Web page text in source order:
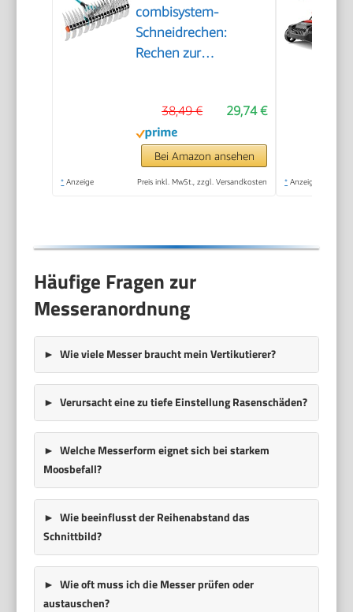
combisystem-
Schneidrechen:
Rechen zur
Arbeitsbreite, aus
hochwertigem
Qualitätsstahl, auch
zum Rechen von
29,74 €
38,49 €
Bei Amazon ansehen
* Anzeige Preis inkl. MwSt., zzgl. Versandkosten * Anzeige
Häufige Fragen zur
Messeranordnung
Wie viele Messer braucht mein Vertikutierer?
Verursacht eine zu tiefe Einstellung Rasenschäden?
Welche Messerform eignet sich bei starkem
Moosbefall?
Wie beeinflusst der Reihenabstand das
Schnittbild?
Wie oft muss ich die Messer prüfen oder
austauschen?